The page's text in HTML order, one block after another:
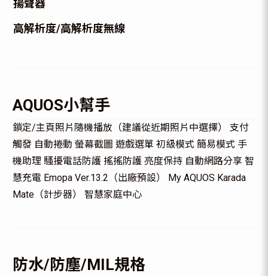
揚聲器
高解析度/高解析度無線
AQUOS小幫手
鎖定/主頁照片隨機播放（建議從近期照片中選擇） 支付
觸發 自動捲動 螢幕截圖 遊戲選單 初級模式 簡易模式 手
機助理 騷擾電話防護 搖搖防護 亮度保持 自動網路分享 智
慧充電 Emopa Ver.13.2（出廠預設） My AQUOS Karada
Mate（計步器） 智慧家庭中心
防水/防塵/MIL規格